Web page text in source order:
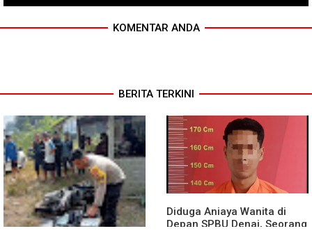
KOMENTAR ANDA
BERITA TERKINI
Diduga Aniaya Wanita di
Depan SPBU Denai, Seorang